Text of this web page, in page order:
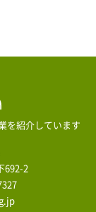
を紹介しています
692-2